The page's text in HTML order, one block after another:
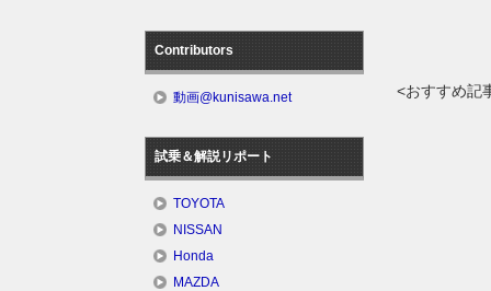
<おすすめ記
Contributors
動画@kunisawa.net
試乗＆解説リポート
TOYOTA
NISSAN
Honda
MAZDA